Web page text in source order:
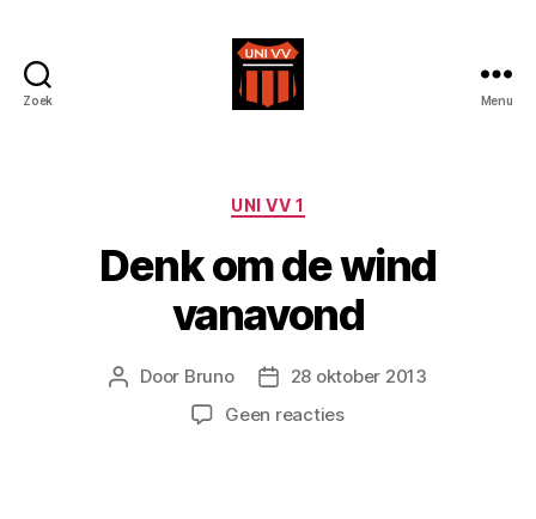
Zoek Menu
Categorieën
UNI VV 1
Denk om de wind
vanavond
Berichtauteur
Door Bruno Berichtdatum
28 oktober 2013
Geen reactiesop